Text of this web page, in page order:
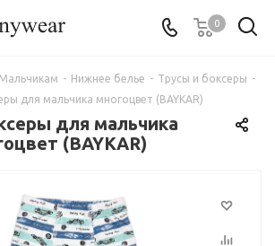
0
Мальчикам - Нижнее белье - Трусы и боксеры -
для мальчика многоцвет (BAYKAR)
для мальчика
(BAYKAR)